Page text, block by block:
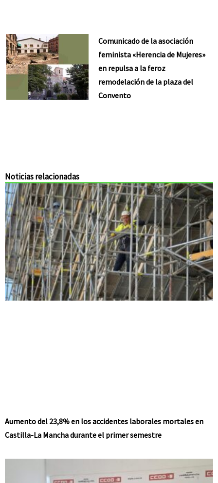
Comunicado de la asociación
feminista «Herencia de Mujeres»
en repulsa a la feroz
remodelación de la plaza del
Convento
Noticias relacionadas
Aumento del 23,8% en los accidentes laborales mortales en
Castilla-La Mancha durante el primer semestre